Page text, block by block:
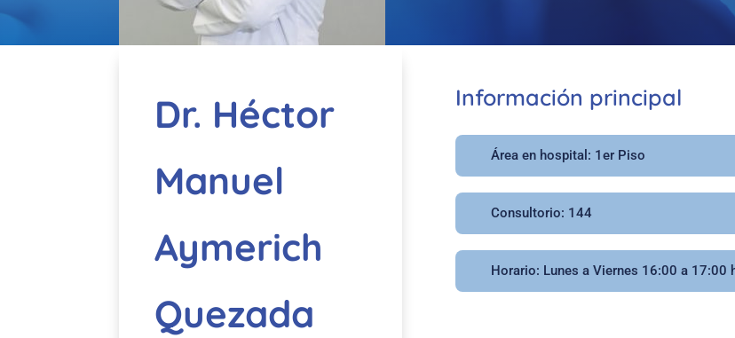
Dr. Héctor
Manuel
Aymerich
Quezada
Información principal
Área en hospital: 1er Piso
Consultorio: 144
Horario: Lunes a Viernes 16:00 a 17:00